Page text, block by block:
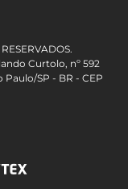
Curtolo, nº 592
SP - BR - CEP